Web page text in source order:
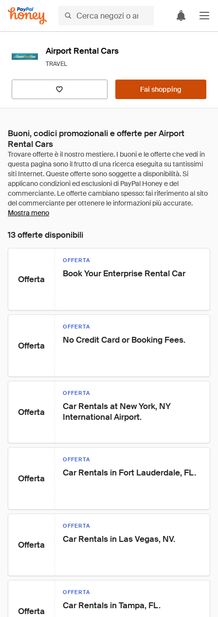
Airport Rental Cars
TRAVEL
Fai shopping
Buoni, codici promozionali e offerte per Airport
Rental Cars
Mostra meno
13 offerte disponibili
Offerta
OFFERTA
Book Your Enterprise Rental Car
Offerta
OFFERTA
No Credit Card or Booking Fees.
Offerta
OFFERTA
Car Rentals at New York, NY
International Airport.
Offerta
OFFERTA
Car Rentals in Fort Lauderdale, FL.
Offerta
OFFERTA
Car Rentals in Las Vegas, NV.
Offerta
OFFERTA
Car Rentals in Tampa, FL.